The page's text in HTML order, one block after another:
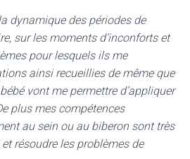
dynamique des périodes de
sur les moments d’inconforts et
pour lesquels ils me
ainsi recueillies de même que
vont me permettre d’appliquer
plus mes compétences
au sein ou au biberon sont très
résoudre les problèmes de